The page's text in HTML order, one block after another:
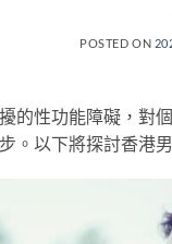
POSTED ON
的性功能障礙，對
。以下將探討香港